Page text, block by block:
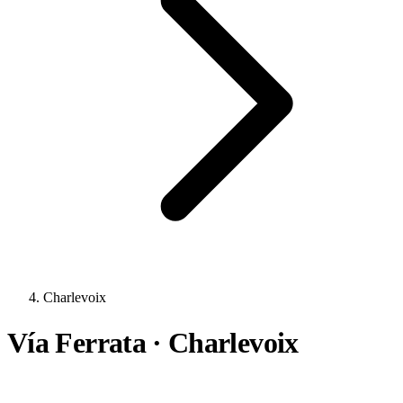
Charlevoix
Vía Ferrata · Charlevoix